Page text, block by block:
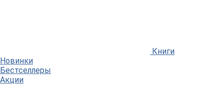
Книги
Новинки
Бестселлеры
Акции